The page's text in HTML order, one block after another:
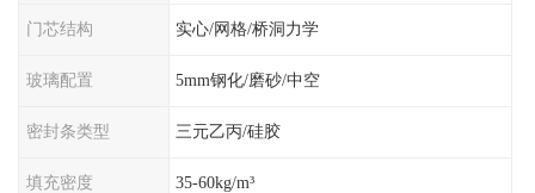
门芯结构 实心/网格/桥洞力学
玻璃配置 5mm钢化/磨砂/中空
密封条类型 三元乙丙/硅胶
填充密度 35-60kg/m³